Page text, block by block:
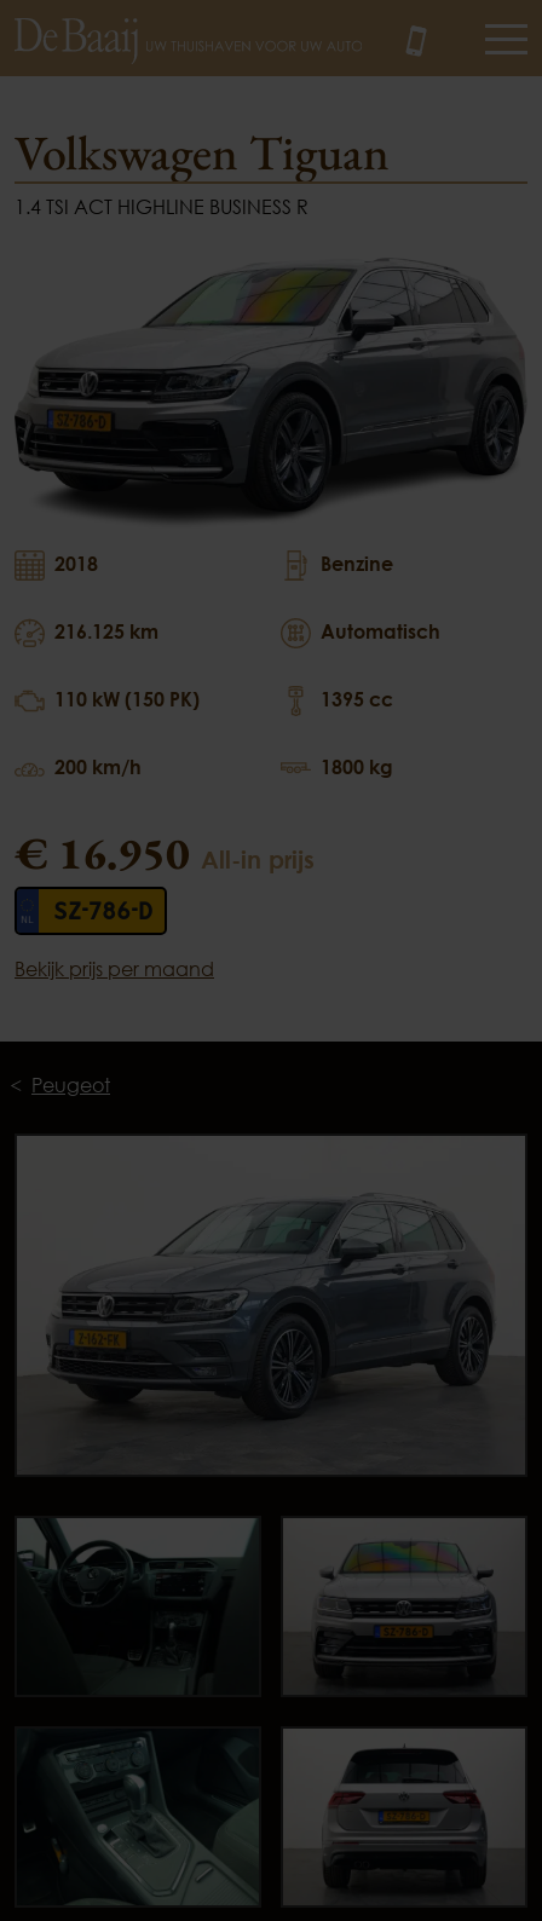
Volkswagen Tiguan
1.4 TSI ACT HIGHLINE BUSINESS R
2018
216.125 km
110 kW (150 PK)
200 km/h
Benzine
Automatisch
1395 cc
1800 kg
€ 16.950 All-in prijs
SZ-786-D
Bekijk prijs per maand
Peugeot